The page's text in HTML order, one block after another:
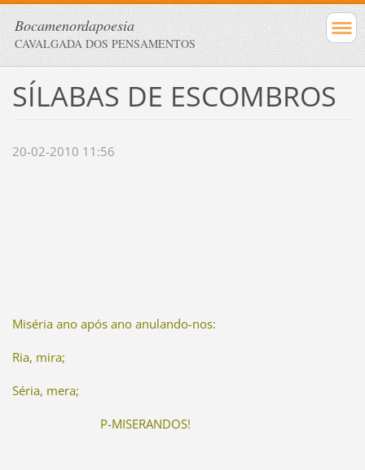
Bocamenordapoesia
CAVALGADA DOS PENSAMENTOS
SÍLABAS DE ESCOMBROS
20-02-2010 11:56
Miséria ano após ano anulando-nos:
Ria, mira;
Séria, mera;
P-MISERANDOS!